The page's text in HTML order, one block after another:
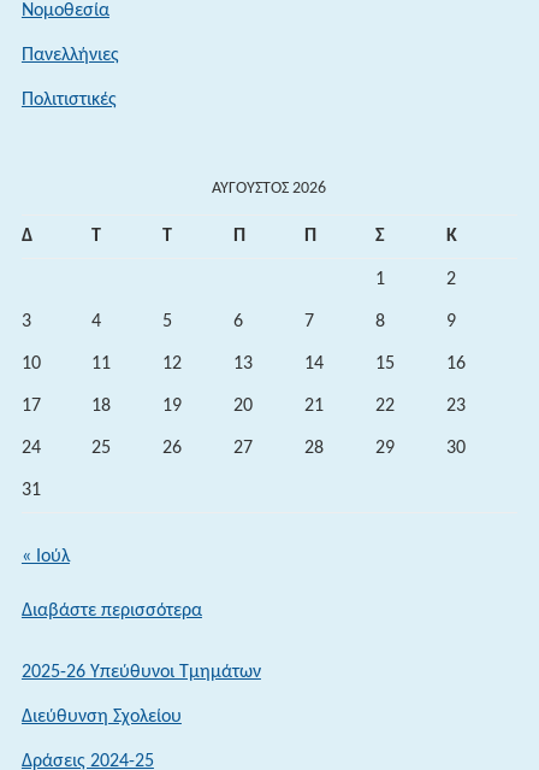
Νομοθεσία
Πανελλήνιες
Πολιτιστικές
ΑΎΓΟΥΣΤΟΣ 2026
Δ Τ Τ Π Π Σ Κ
1 2
3 4 5 6 7 8 9
10 11 12 13 14 15 16
17 18 19 20 21 22 23
24 25 26 27 28 29 30
31
« Ιούλ
Διαβάστε περισσότερα:
ηλεκτρονικού
2025-26 Υπεύθυνοι Τμημάτων
Διεύθυνση Σχολείου
Δράσεις 2024-25